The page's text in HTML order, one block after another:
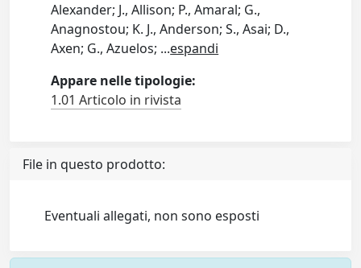
Alexander; J., Allison; P., Amaral; G.,
Anagnostou; K. J., Anderson; S., Asai; D.,
Axen; G., Azuelos; ...espandi
Appare nelle tipologie:
1.01 Articolo in rivista
File in questo prodotto:
Eventuali allegati, non sono esposti